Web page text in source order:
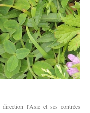
l'Asie et ses contrées